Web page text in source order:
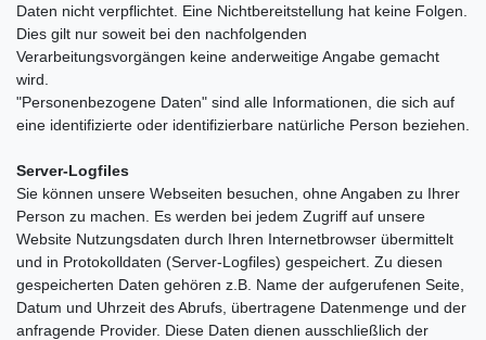
Daten nicht verpflichtet. Eine Nichtbereitstellung hat keine Folgen.
Dies gilt nur soweit bei den nachfolgenden
Verarbeitungsvorgängen keine anderweitige Angabe gemacht
wird.
"Personenbezogene Daten" sind alle Informationen, die sich auf
eine identifizierte oder identifizierbare natürliche Person beziehen.
Server-Logfiles
Sie können unsere Webseiten besuchen, ohne Angaben zu Ihrer
Person zu machen. Es werden bei jedem Zugriff auf unsere
Website Nutzungsdaten durch Ihren Internetbrowser übermittelt
und in Protokolldaten (Server-Logfiles) gespeichert. Zu diesen
gespeicherten Daten gehören z.B. Name der aufgerufenen Seite,
Datum und Uhrzeit des Abrufs, übertragene Datenmenge und der
anfragende Provider. Diese Daten dienen ausschließlich der